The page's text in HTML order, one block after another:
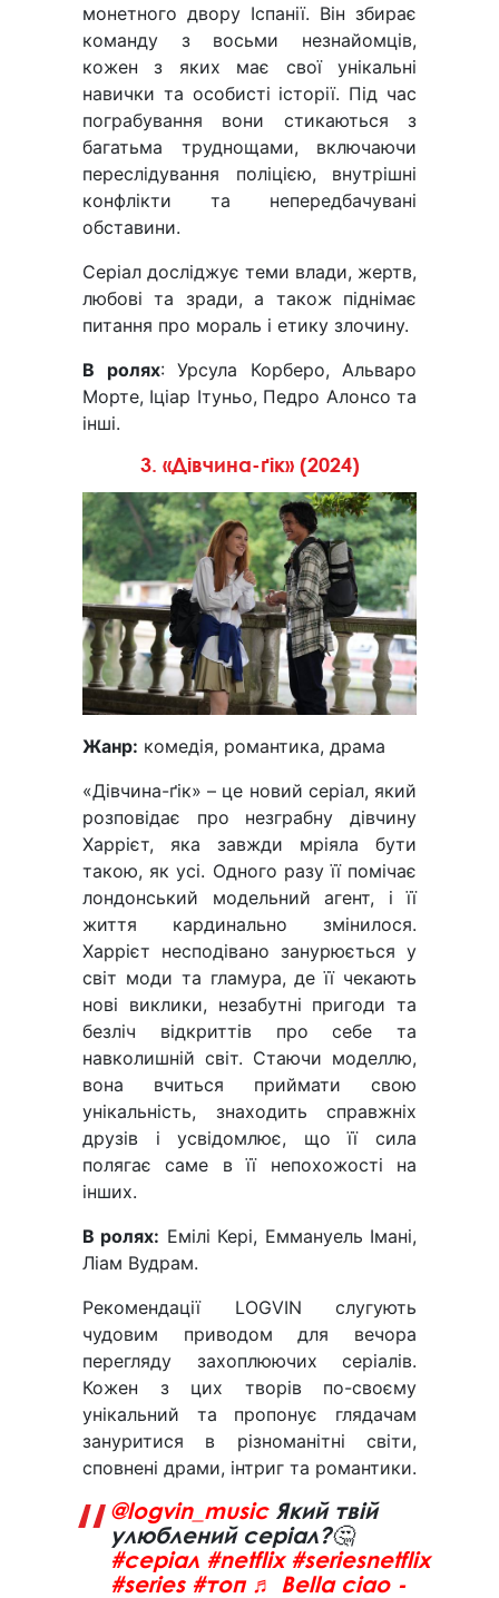
монетного двору Іспанії. Він збирає
команду з восьми незнайомців,
кожен з яких має свої унікальні
навички та особисті історії. Під час
пограбування вони стикаються з
багатьма труднощами, включаючи
переслідування поліцією, внутрішні
конфлікти та непередбачувані
обставини.
Серіал досліджує теми влади, жертв,
любові та зради, а також піднімає
питання про мораль і етику злочину.
В ролях: Урсула Корберо, Альваро
Морте, Іціар Ітуньо, Педро Алонсо та
інші.
3. «Дівчина-ґік» (2024)
Жанр: комедія, романтика, драма
«Дівчина-ґік» – це новий серіал, який
розповідає про незграбну дівчину
Харрієт, яка завжди мріяла бути
такою, як усі. Одного разу її помічає
лондонський модельний агент, і її
життя кардинально змінилося.
Харрієт несподівано занурюється у
світ моди та гламура, де її чекають
нові виклики, незабутні пригоди та
безліч відкриттів про себе та
навколишній світ. Стаючи моделлю,
вона вчиться приймати свою
унікальність, знаходить справжніх
друзів і усвідомлює, що її сила
полягає саме в її непохожості на
інших.
В ролях: Емілі Кері, Еммануель Імані,
Ліам Вудрам.
Рекомендації LOGVIN слугують
чудовим приводом для вечора
перегляду захоплюючих серіалів.
Кожен з цих творів по-своєму
унікальний та пропонує глядачам
зануритися в різноманітні світи,
сповнені драми, інтриг та романтики.
@logvin_musicЯкий твій
улюблений серіал?🤔
#серіал #netflix #seriesnetflix
#series #топ ♬ Bella ciao -